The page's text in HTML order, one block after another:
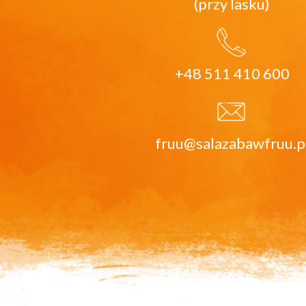
+48 511 410 600